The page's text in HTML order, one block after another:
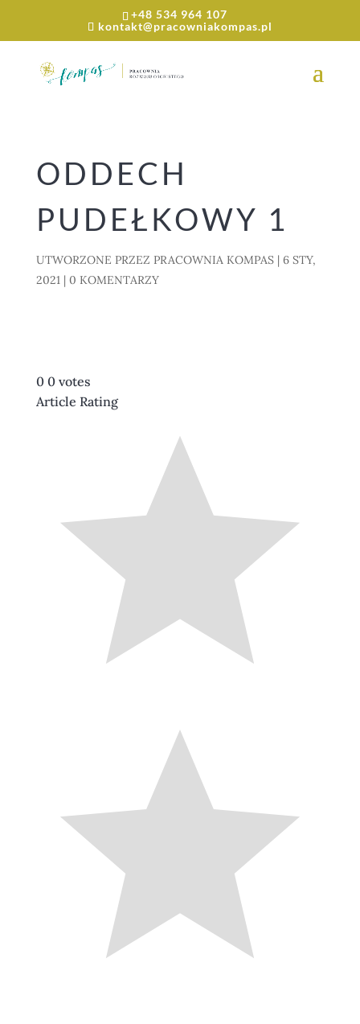
+48 534 964 107
kontakt@pracowniakompas.pl
ODDECH
PUDEŁKOWY 1
UTWORZONE PRZEZ PRACOWNIA KOMPAS| 6 STY,
2021| 0 KOMENTARZY
0 0 votes
Article Rating